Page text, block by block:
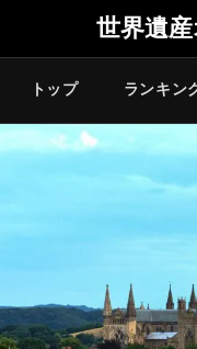
世界遺
トップ ランキン